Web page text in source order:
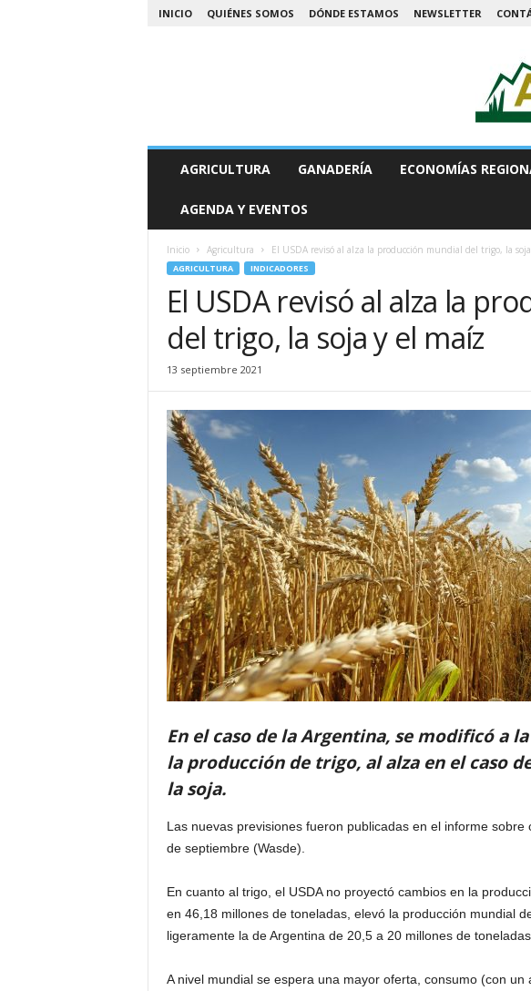
INICIO QUIÉNES SOMOS DÓNDE ESTAMOS NEWSLETTER
N
AGRICULTURA GANADERÍA ECONOMÍAS
AGENDA Y EVENTOS
Inicio Agricultura El USDA revisó al alza la producción mundial del trigo, la
AGRICULTURA INDICADORES
El USDA revisó al alza la
del trigo, la soja y el maíz
13 septiembre 2021
En el caso de la Argentina, se modificó a
la producción de trigo, al alza en el caso
la soja.
Las nuevas previsiones fueron publicadas en el informe
de septiembre (Wasde).
En cuanto al trigo, el USDA no proyectó cambios en la
en 46,18 millones de toneladas, elevó la producción mundial
ligeramente la de Argentina de 20,5 a 20 millones de
A nivel mundial se espera una mayor oferta, consumo (con